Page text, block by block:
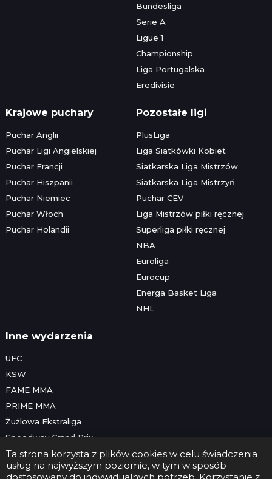
Ta strona korzysta z plików cookies w celu świadczenia
usług na najwyższym poziomie, w tym w sposób
Bundesliga
Serie A
Ligue 1
Championship
Liga Portugalska
Eredivisie
Krajowe puchary
Puchar Anglii
Puchar Ligi Angielskiej
Puchar Francji
Puchar Hiszpanii
Puchar Niemiec
Puchar Włoch
Puchar Holandii
Pozostałe ligi
PlusLiga
Liga Siatkówki Kobiet
Siatkarska Liga Mistrzów
Siatkarska Liga Mistrzyń
Puchar CEV
Liga Mistrzów piłki ręcznej
Superliga piłki ręcznej
NBA
Euroliga
Eurocup
Energa Basket Liga
NHL
Inne wydarzenia
UFC
KSW
FAME MMA
PRIME MMA
Żużlowa Ekstraliga
Speedway Grand Prix
Skoki narciarskie